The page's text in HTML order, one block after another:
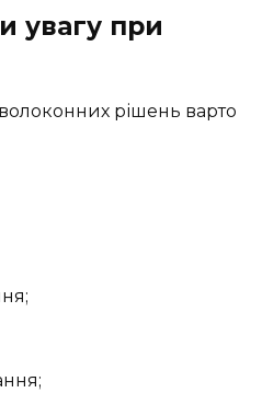
увагу при
рішень варто